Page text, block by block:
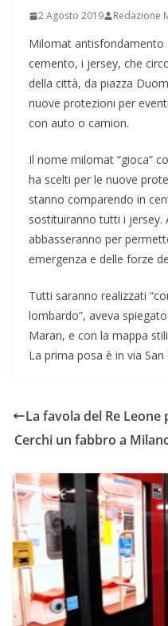
2 Agosto 2019 Redazione
Milomat antisfondamento
cemento, i jersey, che
della città, da piazza
nuove protezioni per
con auto o camion.
Il nome milomat “gioca”
ha scelti per le nuove
stanno comparendo in
sostituiranno tutti i jersey.
abbasseranno per
emergenza e delle forze
Tutti saranno realizzati
lombardo”, aveva
Maran, e con la mappa
La prima posa è in via San
La favola del Re
Cerchi un fabbro a